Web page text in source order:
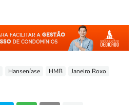
Hanseníase HMB
Janeiro Roxo